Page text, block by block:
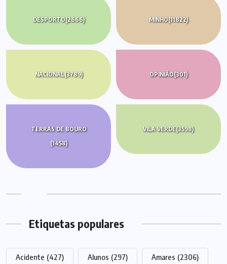
DESPORTO(2666) MINHO(11822)
NACIONAL(3789) OPINIÃO(301)
TERRAS DE BOURO
(1458)
VILA VERDE(3598)
Etiquetas populares
Acidente (427) Alunos (297) Amares (2306)